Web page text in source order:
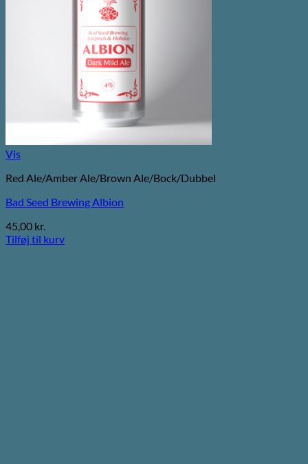
Vis
Red Ale/Amber Ale/Brown Ale/Bock/Dubbel
Bad Seed Brewing Albion
45,00 kr.
Tilføj til kurv